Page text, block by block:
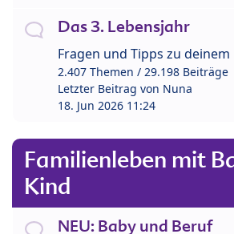
Das 3. Lebensjahr
Fragen und Tipps zu
2.407 Themen / 29.198 Beiträge
Letzter Beitrag von Nuna
18. Jun 2026 11:24
Familienleben mit
Kind
NEU: Baby und Beruf